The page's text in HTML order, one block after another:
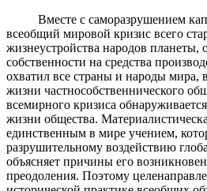
Вместе с саморазрушением
всеобщий мировой кризис всего
жизнеустройства народов планеты,
собственности на средства
охватил все страны и народы мира,
жизни частнособственнического
всемирного кризиса
жизни общества.
единственным в мире учением,
разрушительному воздействию
объясняет причины его
преодоления. Поэтому